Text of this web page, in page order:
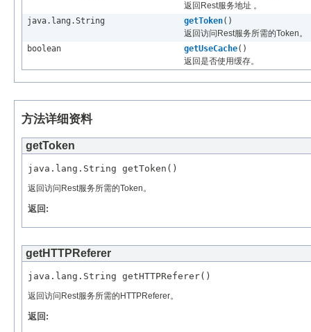
返回Rest服务地址 。
java.lang.String
getToken()
返回访问Rest服务所需的Token。
boolean
getUseCache()
返回是否使用缓存。
方法详细资料
getToken
返回访问Rest服务所需的Token。
返回:
getHTTPReferer
返回访问Rest服务所需的HTTPReferer。
返回: